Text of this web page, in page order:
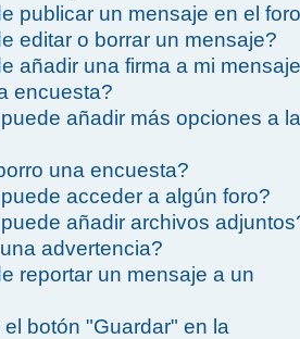
publicar un mensaje en el
editar o borrar un mensaje?
añadir una firma a mi
encuesta?
añadir más opciones a la
una encuesta?
acceder a algún foro?
añadir archivos
advertencia?
reportar un mensaje a un
botón "Guardar" en la